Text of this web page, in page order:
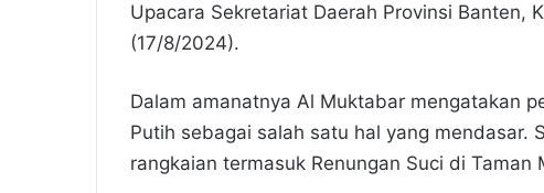
Upacara Sekretariat Daerah Provinsi Banten,
(17/8/2024).
Dalam amanatnya Al Muktabar mengatakan
Putih sebagai salah satu hal yang mendasar.
rangkaian termasuk Renungan Suci di Taman